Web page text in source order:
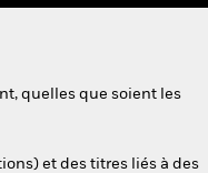
quelles que soient les
et des titres liés à des